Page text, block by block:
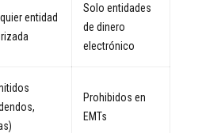
entidad
Solo entidades
de dinero
electrónico
Prohibidos en
EMTs